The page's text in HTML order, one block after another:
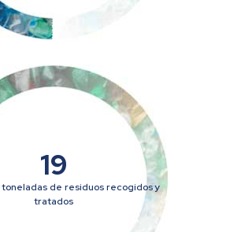
19
de residuos recogidos y
tratados